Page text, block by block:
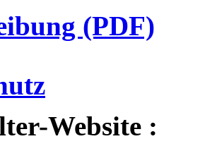
(PDF)
Website :